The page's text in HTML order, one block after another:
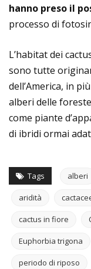
hanno preso il
processo di
L’habitat dei
sono tutte
dell’America, in
alberi delle
come piante
di ibridi ormai
Tags alberi
aridità
cactus in fiore
Euphorbia trigona
periodo di riposo